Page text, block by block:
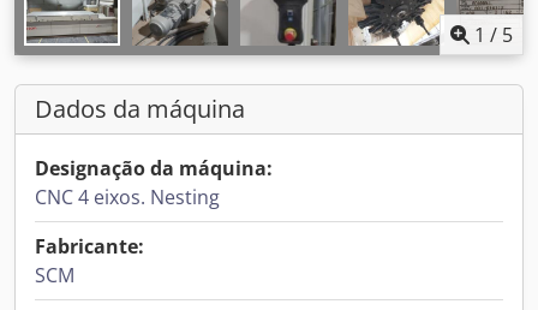
1 / 5
Dados da máquina
Designação da máquina:
CNC 4 eixos. Nesting
Fabricante:
SCM